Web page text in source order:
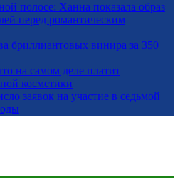
полосе: Ханна показала образ
перед романтическим
бриллиантовых винира за 350
на самом деле платит
косметики
заявок на участие в седьмой